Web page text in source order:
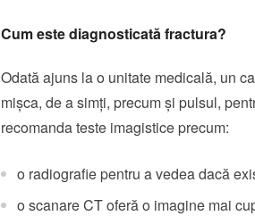
Cum este diagnosticată fractura?
Odată ajuns la o unitate medicală, un
mişca, de a simţi, precum şi pulsul,
recomanda teste imagistice precum:
o radiografie pentru a vedea dacă
o scanare CT oferă o imagine mai